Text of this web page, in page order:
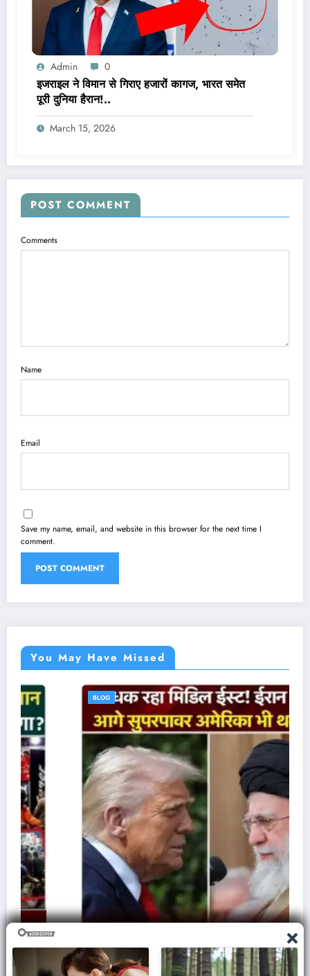
Admin 0
इजराइल ने विमान से गिराए हजारों कागज, भारत समेत
पूरी दुनिया हैरान!..
March 15, 2026
POST COMMENT
Comments
Name
Email
Save my name, email, and website in this browser for the next time I
comment.
You May Have Missed
BLOG
ज़मीन पर आक्रमण करने से क्यों घबराती है अमेरिकी सेना,